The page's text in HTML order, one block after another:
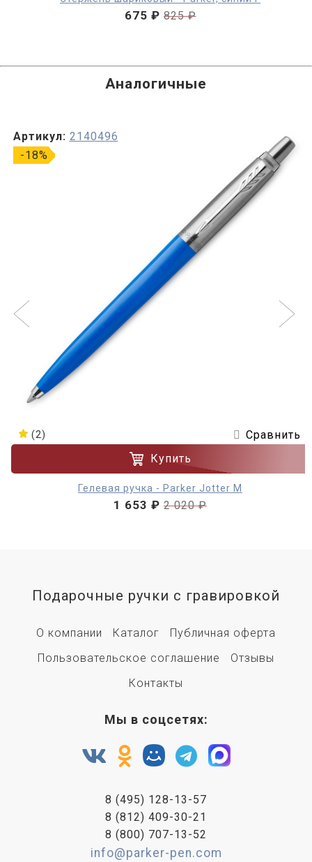
675 ₽ 825 ₽
Аналогичные
-18%
Артикул: 2140496
(2)
Сравнить
Купить
Гелевая ручка - Parker Jotter М
1 653 ₽ 2 020 ₽
Подарочные ручки с гравировкой
О компании Каталог
Публичная оферта
Пользовательское соглашение
Отзывы
Контакты
Мы в соцсетях:
8 (495) 128-13-57
8 (812) 409-30-21
8 (800) 707-13-52
info@parker-pen.com